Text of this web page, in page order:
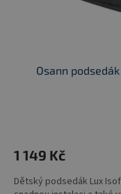
Osann
1 149 Kč
Dětský podsedák Lux